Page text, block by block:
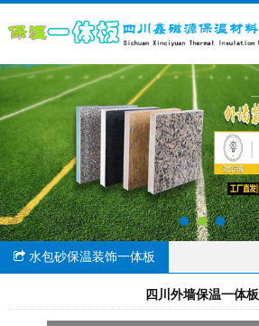
水包砂保温装饰一体板
四川外墙保温一体板